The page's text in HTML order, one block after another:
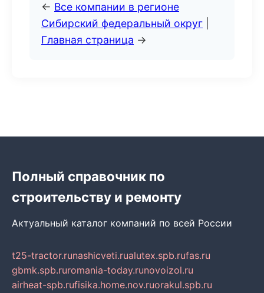
← Все компании в регионе
Сибирский федеральный округ
Главная страница →
Полный справочник по
строительству и ремонту
Актуальный каталог компаний по всей России
t25-tractor.runashicveti.rualutex.spb.rufas.ru
gbmk.spb.ruromania-today.runovoizol.ru
airheat-spb.rufisika.home.nov.ruorakul.spb.ru